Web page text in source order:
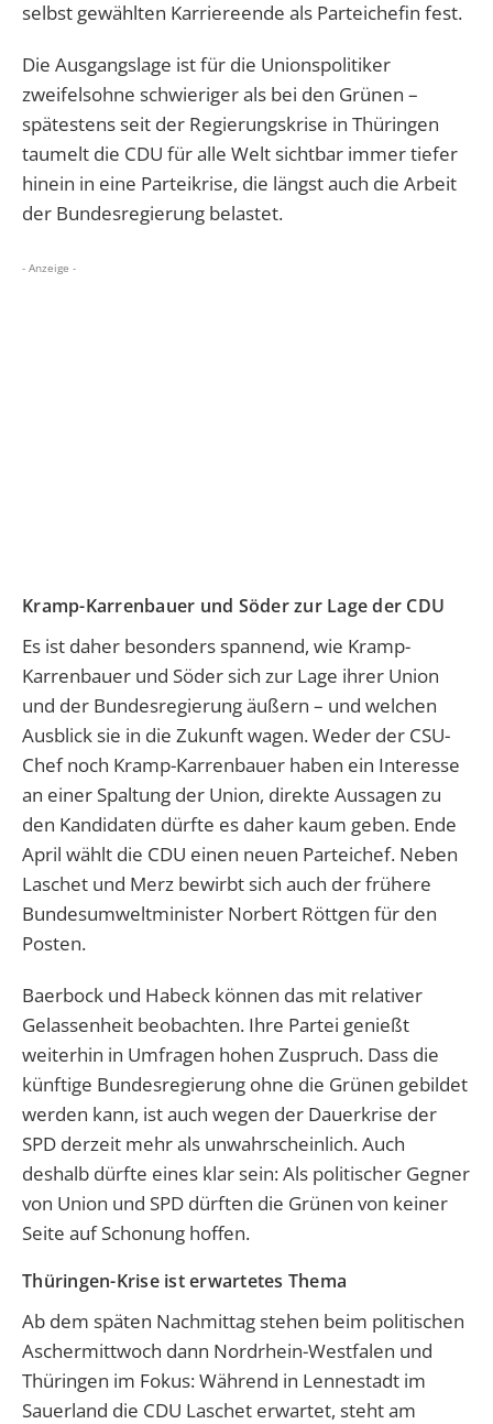
selbst gewählten Karriereende als Parteichefin fest.
Die Ausgangslage ist für die Unionspolitiker
zweifelsohne schwieriger als bei den Grünen –
spätestens seit der Regierungskrise in Thüringen
taumelt die CDU für alle Welt sichtbar immer tiefer
hinein in eine Parteikrise, die längst auch die Arbeit
der Bundesregierung belastet.
- Anzeige -
Kramp-Karrenbauer und Söder zur Lage der CDU
Es ist daher besonders spannend, wie Kramp-
Karrenbauer und Söder sich zur Lage ihrer Union
und der Bundesregierung äußern – und welchen
Ausblick sie in die Zukunft wagen. Weder der CSU-
Chef noch Kramp-Karrenbauer haben ein Interesse
an einer Spaltung der Union, direkte Aussagen zu
den Kandidaten dürfte es daher kaum geben. Ende
April wählt die CDU einen neuen Parteichef. Neben
Laschet und Merz bewirbt sich auch der frühere
Bundesumweltminister Norbert Röttgen für den
Posten.
Baerbock und Habeck können das mit relativer
Gelassenheit beobachten. Ihre Partei genießt
weiterhin in Umfragen hohen Zuspruch. Dass die
künftige Bundesregierung ohne die Grünen gebildet
werden kann, ist auch wegen der Dauerkrise der
SPD derzeit mehr als unwahrscheinlich. Auch
deshalb dürfte eines klar sein: Als politischer Gegner
von Union und SPD dürften die Grünen von keiner
Seite auf Schonung hoffen.
Thüringen-Krise ist erwartetes Thema
Ab dem späten Nachmittag stehen beim politischen
Aschermittwoch dann Nordrhein-Westfalen und
Thüringen im Fokus: Während in Lennestadt im
Sauerland die CDU Laschet erwartet, steht am